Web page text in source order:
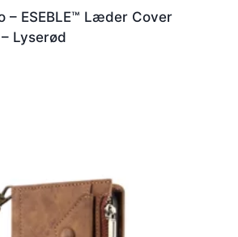
– ESEBLE™ Læder Cover
Lyserød